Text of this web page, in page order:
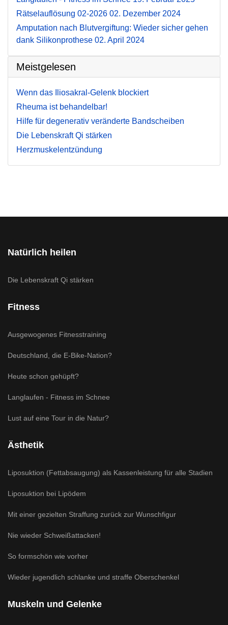
Rätselauflösung 02-2026 02. Dezember 2024
Amputation nach Blutvergiftung: Wieder sicher gehen
dank Silikonprothese 02. April 2024
Meistgelesen
Wenn das Iliosakral-Gelenk blockiert
Rheuma ist behandelbar!
Hilfe für degenerativ veränderte Bandscheiben
Die Lebenskraft Qi stärken
Herzmuskelentzündung
Natürlich heilen
Die Lebenskraft Qi stärken
Fitness
Ausgewogenes Fitnesstraining
Deutschland, die E-Bike-Nation?
Heute schon gehüpft?
Langlaufen - Fitness im Schnee
Lust auf eine Tour in die Natur?
Ästhetik
Liposuktion (Fettabsaugung) als Kassenleistung für alle Stadien
Liposuktion bei Lipödem
Mit einer gezielten Straffung zurück zur Wunschfigur
Nie wieder Schweißattacken!
So formschön wie vorher
Wieder jugendlich schlanke und straffe Oberschenkel
Muskeln und Gelenke